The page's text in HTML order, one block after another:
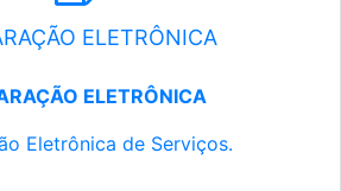
ELETRÔNICA
ELETRÔNICA
Eletrônica de Serviços.